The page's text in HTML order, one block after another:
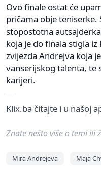
Ovo finale ostat će
pričama obje teniserke.
stopostotna
koja je do finala stigla
zvijezda Andrejva koja
vanserijskog talenta, te
karijeri.
Klix.ba čitajte i u našoj
Znate nešto više o temi ili
Mira Andrejeva Maja